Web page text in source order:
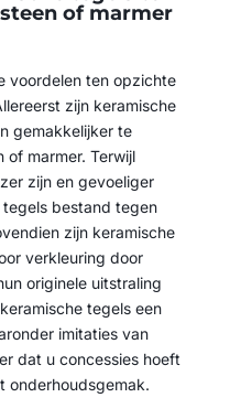
of marmer
voordelen ten opzichte
zijn keramische
gemakkelijker te
of marmer. Terwijl
zijn en gevoeliger
bestand tegen
zijn keramische
verkleuring door
originele uitstraling
tegels een
imitaties van
dat u concessies hoeft
onderhoudsgemak.